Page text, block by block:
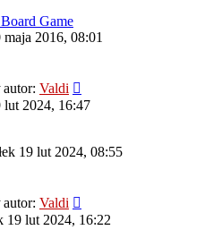
Game
maja 2016, 08:01
autor: Valdi
lut 2024, 16:47
19 lut 2024, 08:55
autor: Valdi
19 lut 2024, 16:22